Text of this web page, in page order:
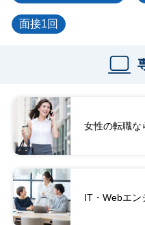
面接1回
女性の転職な
IT・Webエン